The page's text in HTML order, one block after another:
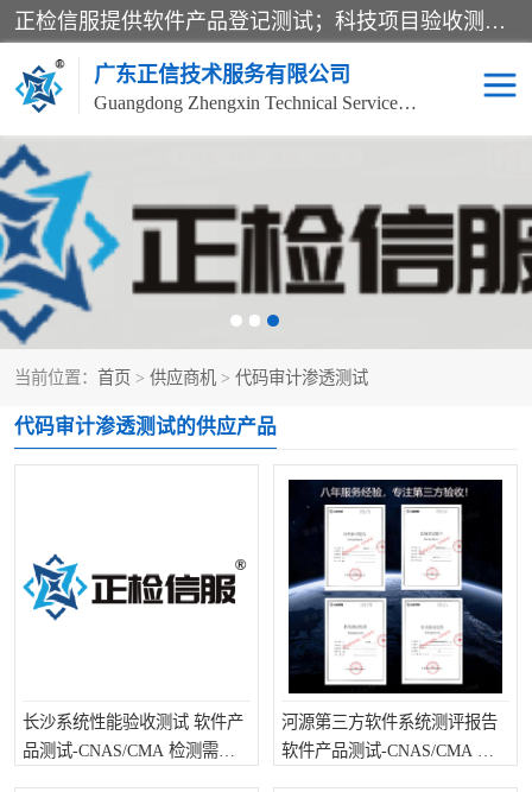
正检信服提供软件产品登记测试；科技项目验收测试；产品确认测试；功能测试；性能测试；安全测试；代码审计测试；漏洞扫描测试；渗透测试；风险评估测试；信息安全等级保护测评；双软认定；实验室建设质量体系建设；软件着作权、软件评测等服务。
广东正信技术服务有限公司
Guangdong Zhengxin Technical Service Co., Ltd
当前位置： 首页 > 供应商机 > 代码审计渗透测试
代码审计渗透测试的供应产品
长沙系统性能验收测试 软件产
品测试-CNAS/CMA 检测需要
河源第三方软件系统测评报告
软件产品测试-CNAS/CMA 第
电子政务验收测评 数字信息化验收测评
应用软件系统测试 信息系统漏洞扫描
科技成果鉴定测试
信息安全风险评估 系统性能效率测试
信息工程项目验收